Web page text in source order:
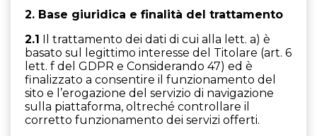
2. Base giuridica e finalità del trattamento
2.1 Il trattamento dei dati di cui alla lett. a) è
basato sul legittimo interesse del Titolare (art. 6
lett. f del GDPR e Considerando 47) ed è
finalizzato a consentire il funzionamento del
sito e l’erogazione del servizio di navigazione
sulla piattaforma, oltreché controllare il
corretto funzionamento dei servizi offerti.